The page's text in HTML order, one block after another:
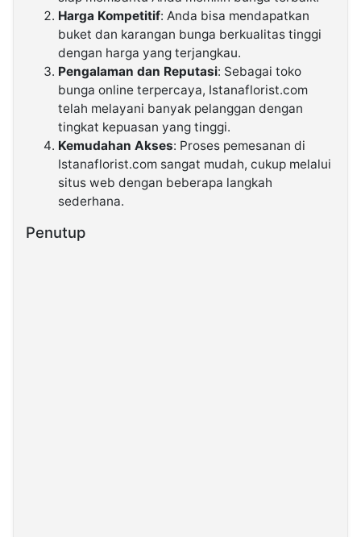
Harga Kompetitif: Anda bisa mendapatkan
buket dan karangan bunga berkualitas tinggi
dengan harga yang terjangkau.
Pengalaman dan Reputasi: Sebagai toko
bunga online terpercaya, Istanaflorist.com
telah melayani banyak pelanggan dengan
tingkat kepuasan yang tinggi.
Kemudahan Akses: Proses pemesanan di
Istanaflorist.com sangat mudah, cukup melalui
situs web dengan beberapa langkah
sederhana.
Penutup